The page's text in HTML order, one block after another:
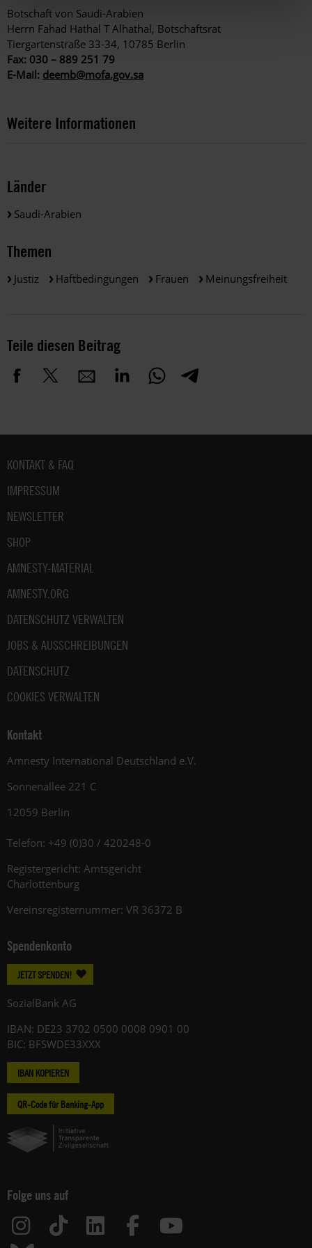
Botschaft von Saudi-Arabien
Herrn Fahad Hathal T Alhathal, Botschaftsrat
Tiergartenstraße 33-34, 10785 Berlin
Fax: 030 – 889 251 79
E-Mail: deemb@mofa.gov.sa
Weitere Informationen
Länder
Saudi-Arabien
Themen
Justiz Haftbedingungen Frauen Meinungsfreiheit
Teile diesen Beitrag
Fußbereich
KONTAKT & FAQ
IMPRESSUM
NEWSLETTER
SHOP
AMNESTY-MATERIAL
AMNESTY.ORG
DATENSCHUTZ VERWALTEN
JOBS & AUSSCHREIBUNGEN
DATENSCHUTZ
COOKIES VERWALTEN
Kontakt
Amnesty International Deutschland e.V.
Sonnenallee 221 C
12059 Berlin
Telefon: +49 (0)30 / 420248-0
Registergericht: Amtsgericht
Charlottenburg
Vereinsregisternummer: VR 36372 B
Spendenkonto
JETZT SPENDEN!
SozialBank AG
IBAN: DE23 3702 0500 0008 0901 00
BIC: BFSWDE33XXX
IBAN KOPIEREN
QR-Code für Banking-App
Folge uns auf